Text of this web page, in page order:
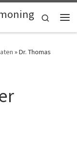
Search
»Dr. Thomas